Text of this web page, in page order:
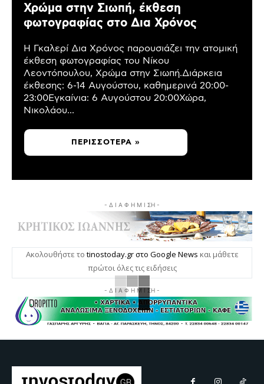
Χρώμα στην Σιωπή, έκθεση
φωτογραφίας στο Δια Χρόνος
Η Γκαλερί Δια Χρόνος παρουσιάζει την ατομική
έκθεση φωτογραφίας του Νίκου
Λεοντόπουλου, Χρώμα στην Σιωπή.Διάρκεια
έκθεσης: 6-14 Αυγούστου, καθημερινά 20:00-
23:00Εγκαίνια: 6 Αυγούστου 20:00Χώρα,
Νικολάου...
ΠΕΡΙΣΣΌΤΕΡΑ »
- Δ Ι Α Φ Η Μ Ι ΣΗ -
Ακολουθήστε το tinostoday.gr στο Google News και μάθετε
πρώτοι όλες τις ειδήσεις
- Δ Ι Α Φ Η Μ Ι ΣΗ -